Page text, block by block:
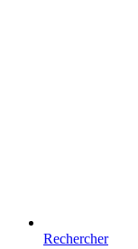
Rechercher